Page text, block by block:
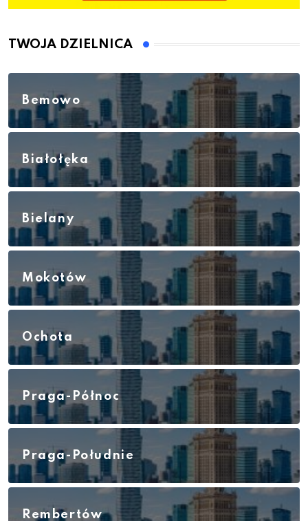
TWOJA DZIELNICA
Bemowo
Białołęka
Bielany
Mokotów
Ochota
Praga-Północ
Praga-Południe
Rembertów